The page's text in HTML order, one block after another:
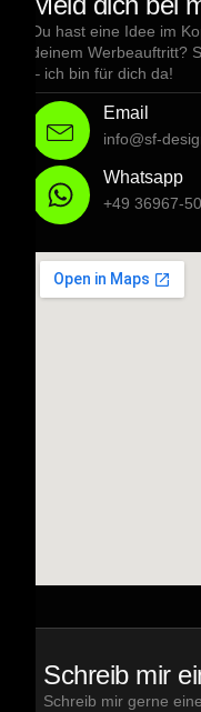
Du hast eine Idee im
deinem Werbeauftritt?
– ich bin für dich da!
Email
info@sf-
Whatsapp
+49 36967-
Schreib mir
Schreib mir gerne